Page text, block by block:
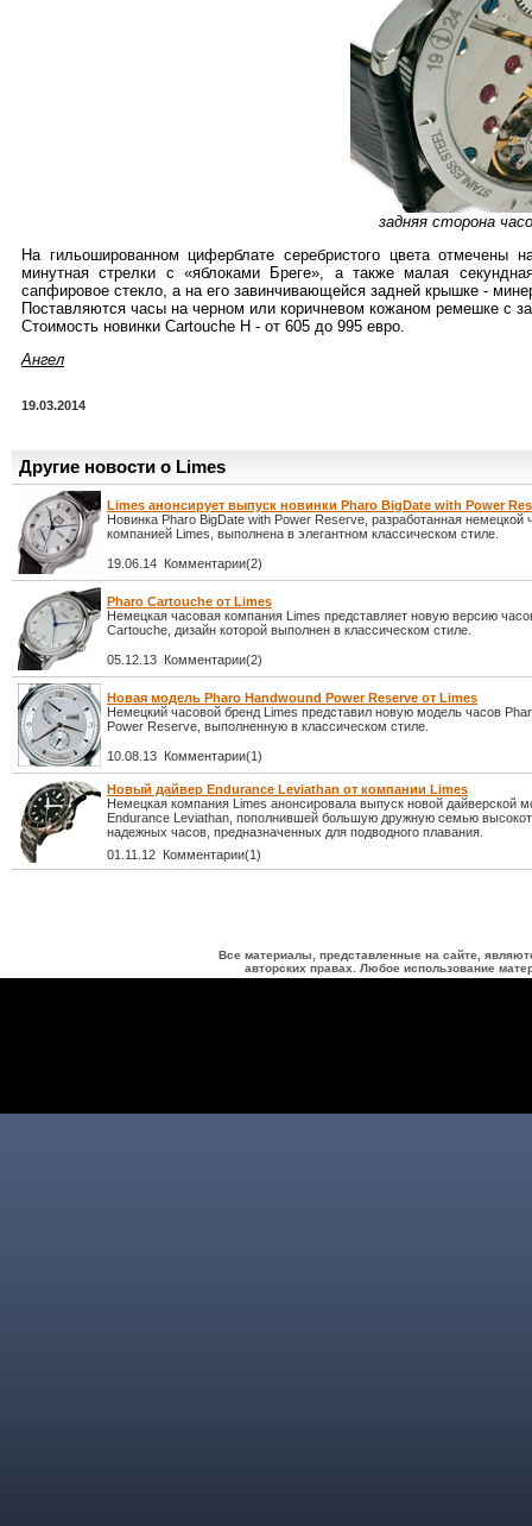
задняя сторона
На гильошированном циферблате серебристого цвета отмечены
минутная стрелки с «яблоками Бреге», а также малая
сапфировое стекло, а на его завинчивающейся задней крышке -
Поставляются часы на черном или коричневом кожаном ремешке с
Стоимость новинки Cartouche H - от 605 до 995 евро.
Ангел
19.03.2014
Другие новости о Limes
Limes анонсирует выпуск новинки Pharo BigDate with Power
Новинка Pharo BigDate with Power Reserve, разработанная немецкой
компанией Limes, выполнена в элегантном классическом стиле.
19.06.14 Комментарии(2)
Pharo Cartouche от Limes
Немецкая часовая компания Limes представляет новую версию
Cartouche, дизайн которой выполнен в классическом стиле.
05.12.13 Комментарии(2)
Новая модель Pharo Handwound Power Reserve от Limes
Немецкий часовой бренд Limes представил новую модель часов
Power Reserve, выполненную в классическом стиле.
10.08.13 Комментарии(1)
Новый дайвер Endurance Leviathan от компании Limes
Немецкая компания Limes анонсировала выпуск новой дайверской
Endurance Leviathan, пополнившей большую дружную семью
надежных часов, предназначенных для подводного плавания.
01.11.12 Комментарии(1)
Все материалы, представленные на сайте,
авторских правах. Любое использование